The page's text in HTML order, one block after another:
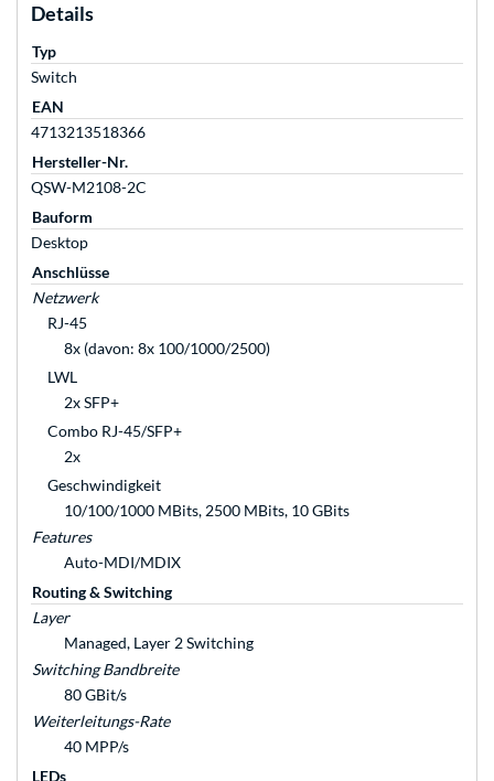
Details
Typ
Switch
EAN
4713213518366
Hersteller-Nr.
QSW-M2108-2C
Bauform
Desktop
Anschlüsse
Netzwerk
RJ-45
8x (davon: 8x 100/1000/2500)
LWL
2x SFP+
Combo RJ-45/SFP+
2x
Geschwindigkeit
10/100/1000 MBits, 2500 MBits, 10 GBits
Features
Auto-MDI/MDIX
Routing & Switching
Layer
Managed, Layer 2 Switching
Switching Bandbreite
80 GBit/s
Weiterleitungs-Rate
40 MPP/s
LEDs